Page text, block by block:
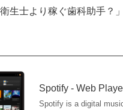
生士より稼ぐ歯科助手？
Spotify - Web
Spotify is a digital